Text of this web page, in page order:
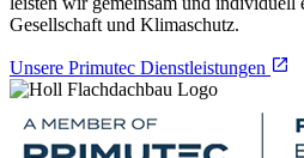
Gesellschaft und Klimaschutz.
Unsere Primutec Dienstleistungen